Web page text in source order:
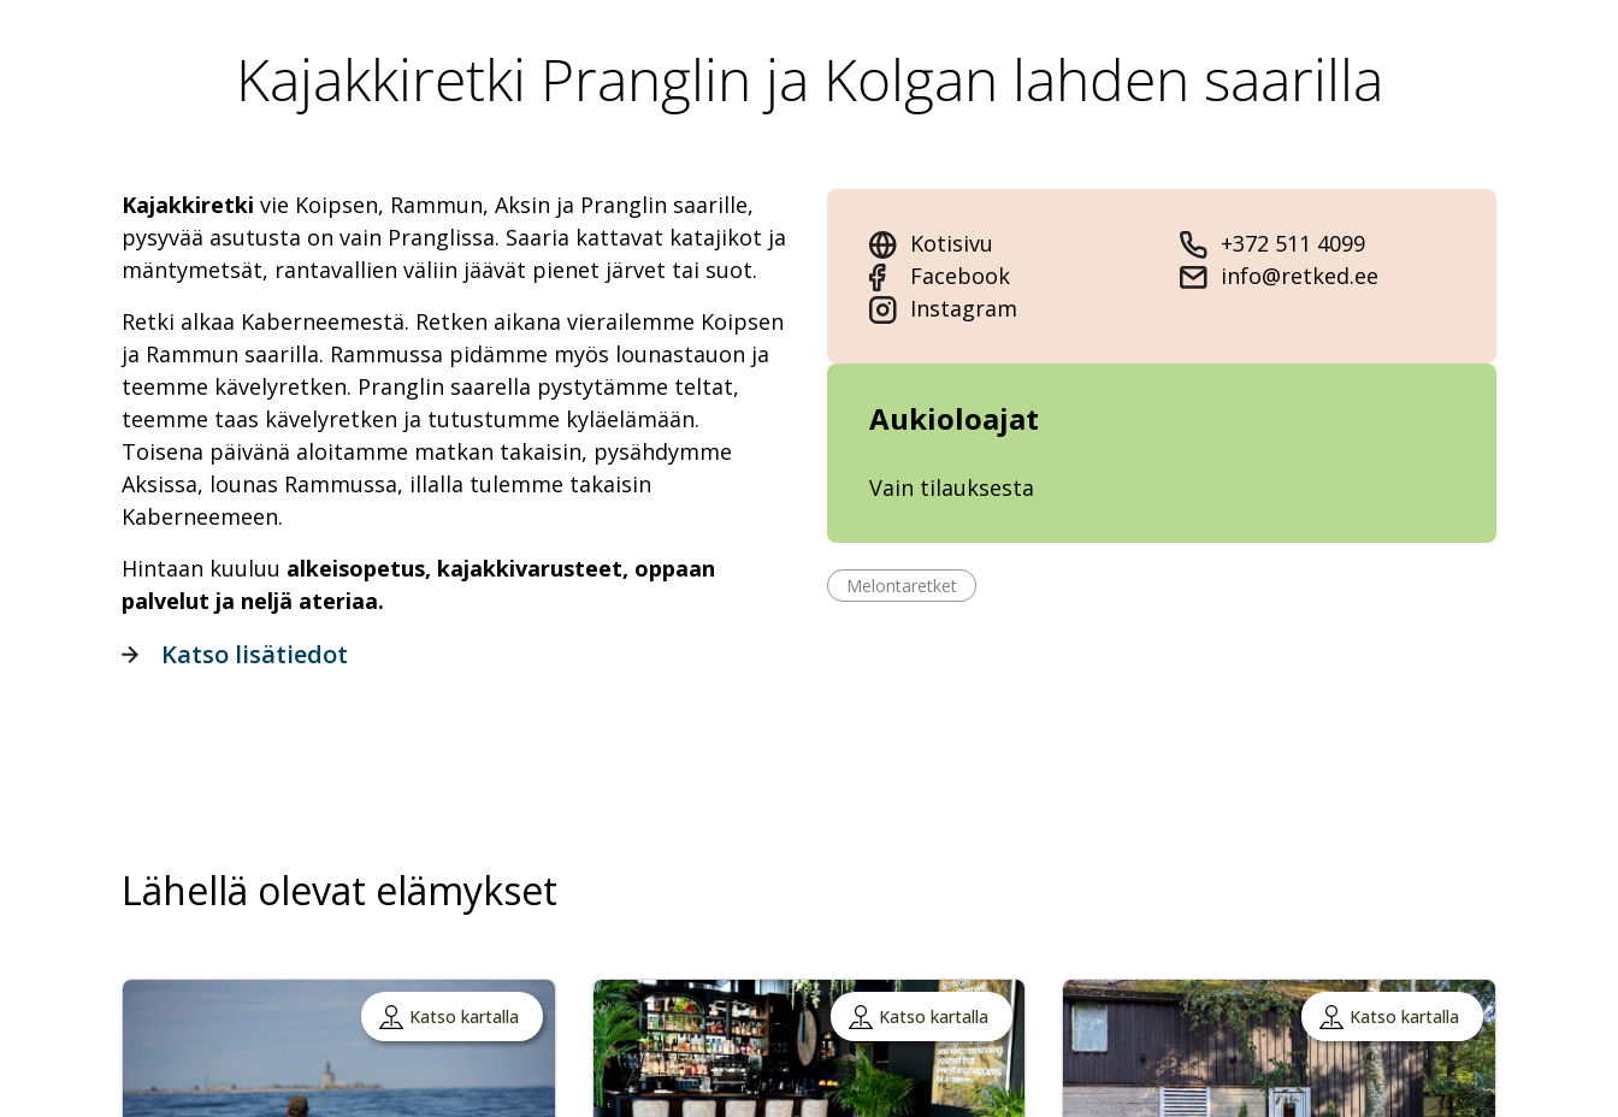
Kajakkiretki Pranglin ja Kolgan lahden saarilla
Kajakkiretki vie Koipsen, Rammun, Aksin ja Pranglin saarille,
pysyvää asutusta on vain Pranglissa. Saaria kattavat katajikot ja
mäntymetsät, rantavallien väliin jäävät pienet järvet tai suot.
Retki alkaa Kaberneemestä. Retken aikana vierailemme Koipsen
ja Rammun saarilla. Rammussa pidämme myös lounastauon ja
teemme kävelyretken. Pranglin saarella pystytämme teltat,
teemme taas kävelyretken ja tutustumme kyläelämään.
Toisena päivänä aloitamme matkan takaisin, pysähdymme
Aksissa, lounas Rammussa, illalla tulemme takaisin
Kaberneemeen.
Hintaan kuuluu alkeisopetus, kajakkivarusteet, oppaan
palvelut ja neljä ateriaa.
Kotisivu
Facebook
Instagram
+372 511 4099
info@retked.ee
Aukioloajat
Vain tilauksesta
Melontaretket
Katso lisätiedot
Lähellä olevat elämykset
Katso kartalla Katso kartalla Katso kartalla